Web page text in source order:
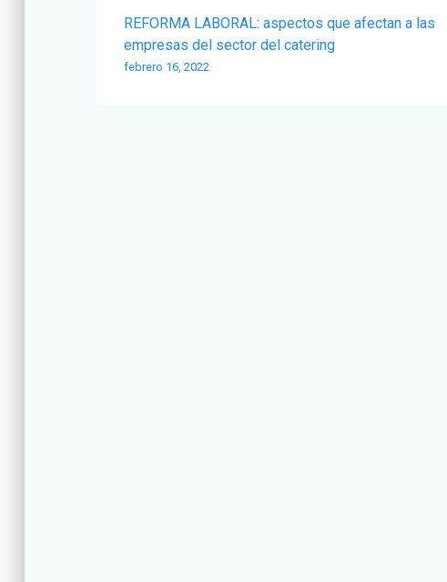
de
REFORMA LABORAL: aspectos que afectan a las
empresas del sector del catering
febrero 16, 2022